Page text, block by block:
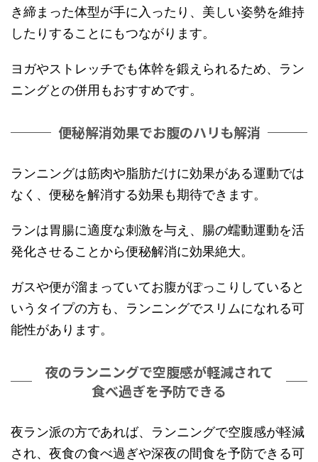
き締まった体型が手に入ったり、美しい姿勢を維持
したりすることにもつながります。
ヨガやストレッチでも体幹を鍛えられるため、ラン
ニングとの併用もおすすめです。
便秘解消効果でお腹のハリも解消
ランニングは筋肉や脂肪だけに効果がある運動では
なく、便秘を解消する効果も期待できます。
ランは胃腸に適度な刺激を与え、腸の蠕動運動を活
発化させることから便秘解消に効果絶大。
ガスや便が溜まっていてお腹がぽっこりしていると
いうタイプの方も、ランニングでスリムになれる可
能性があります。
夜のランニングで空腹感が軽減されて
食べ過ぎを予防できる
夜ラン派の方であれば、ランニングで空腹感が軽減
され、夜食の食べ過ぎや深夜の間食を予防できる可